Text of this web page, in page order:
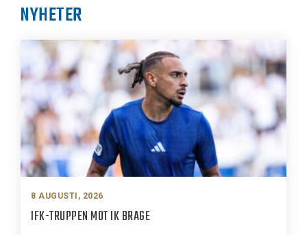
NYHETER
8 AUGUSTI, 2026
IFK-TRUPPEN MOT IK BRAGE